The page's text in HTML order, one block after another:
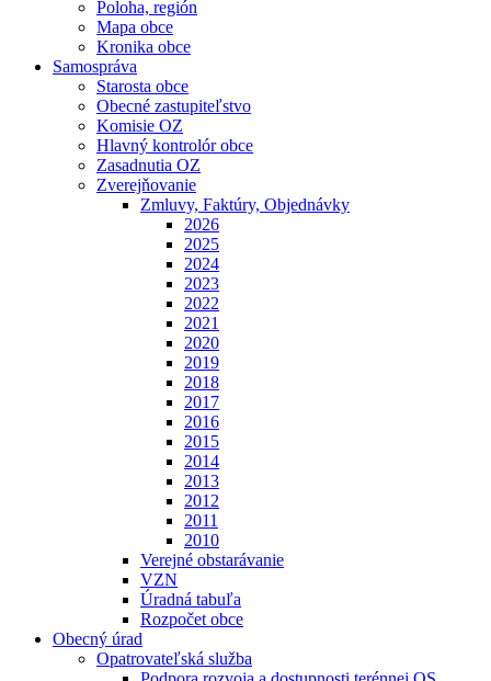
Poloha, región
Mapa obce
Kronika obce
Samospráva
Starosta obce
Obecné zastupiteľstvo
Komisie OZ
Hlavný kontrolór obce
Zasadnutia OZ
Zverejňovanie
Zmluvy, Faktúry, Objednávky
2026
2025
2024
2023
2022
2021
2020
2019
2018
2017
2016
2015
2014
2013
2012
2011
2010
Verejné obstarávanie
VZN
Úradná tabuľa
Rozpočet obce
Obecný úrad
Opatrovateľská služba